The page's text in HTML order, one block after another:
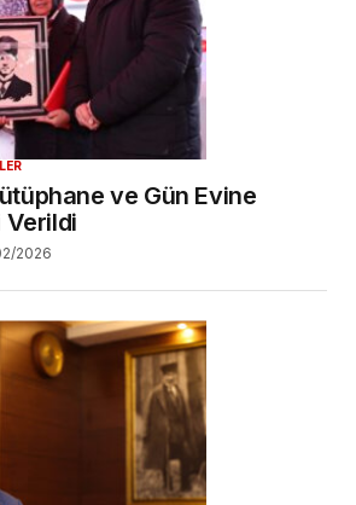
ve Gün Evine
Verildi
2026